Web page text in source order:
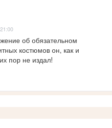
об обязательном
костюмов он, как и
пор не издал!